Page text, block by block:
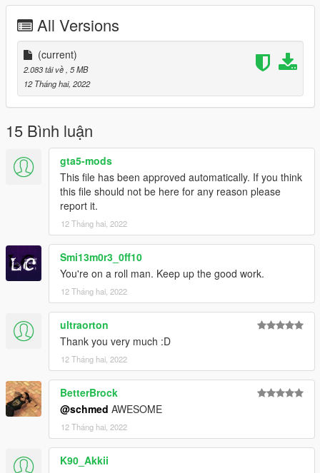
All Versions
(current)
2.083 tải về, 5 MB
12 Tháng hai, 2022
15 Bình luận
gta5-mods
This file has been approved automatically. If you think
this file should not be here for any reason please
report it.
12 Tháng hai, 2022
Smi13m0r3_0ff10
You're on a roll man. Keep up the good work.
12 Tháng hai, 2022
ultraorton
Thank you very much :D
12 Tháng hai, 2022
BetterBrock
@schmed AWESOME
12 Tháng hai, 2022
K90_Akkii